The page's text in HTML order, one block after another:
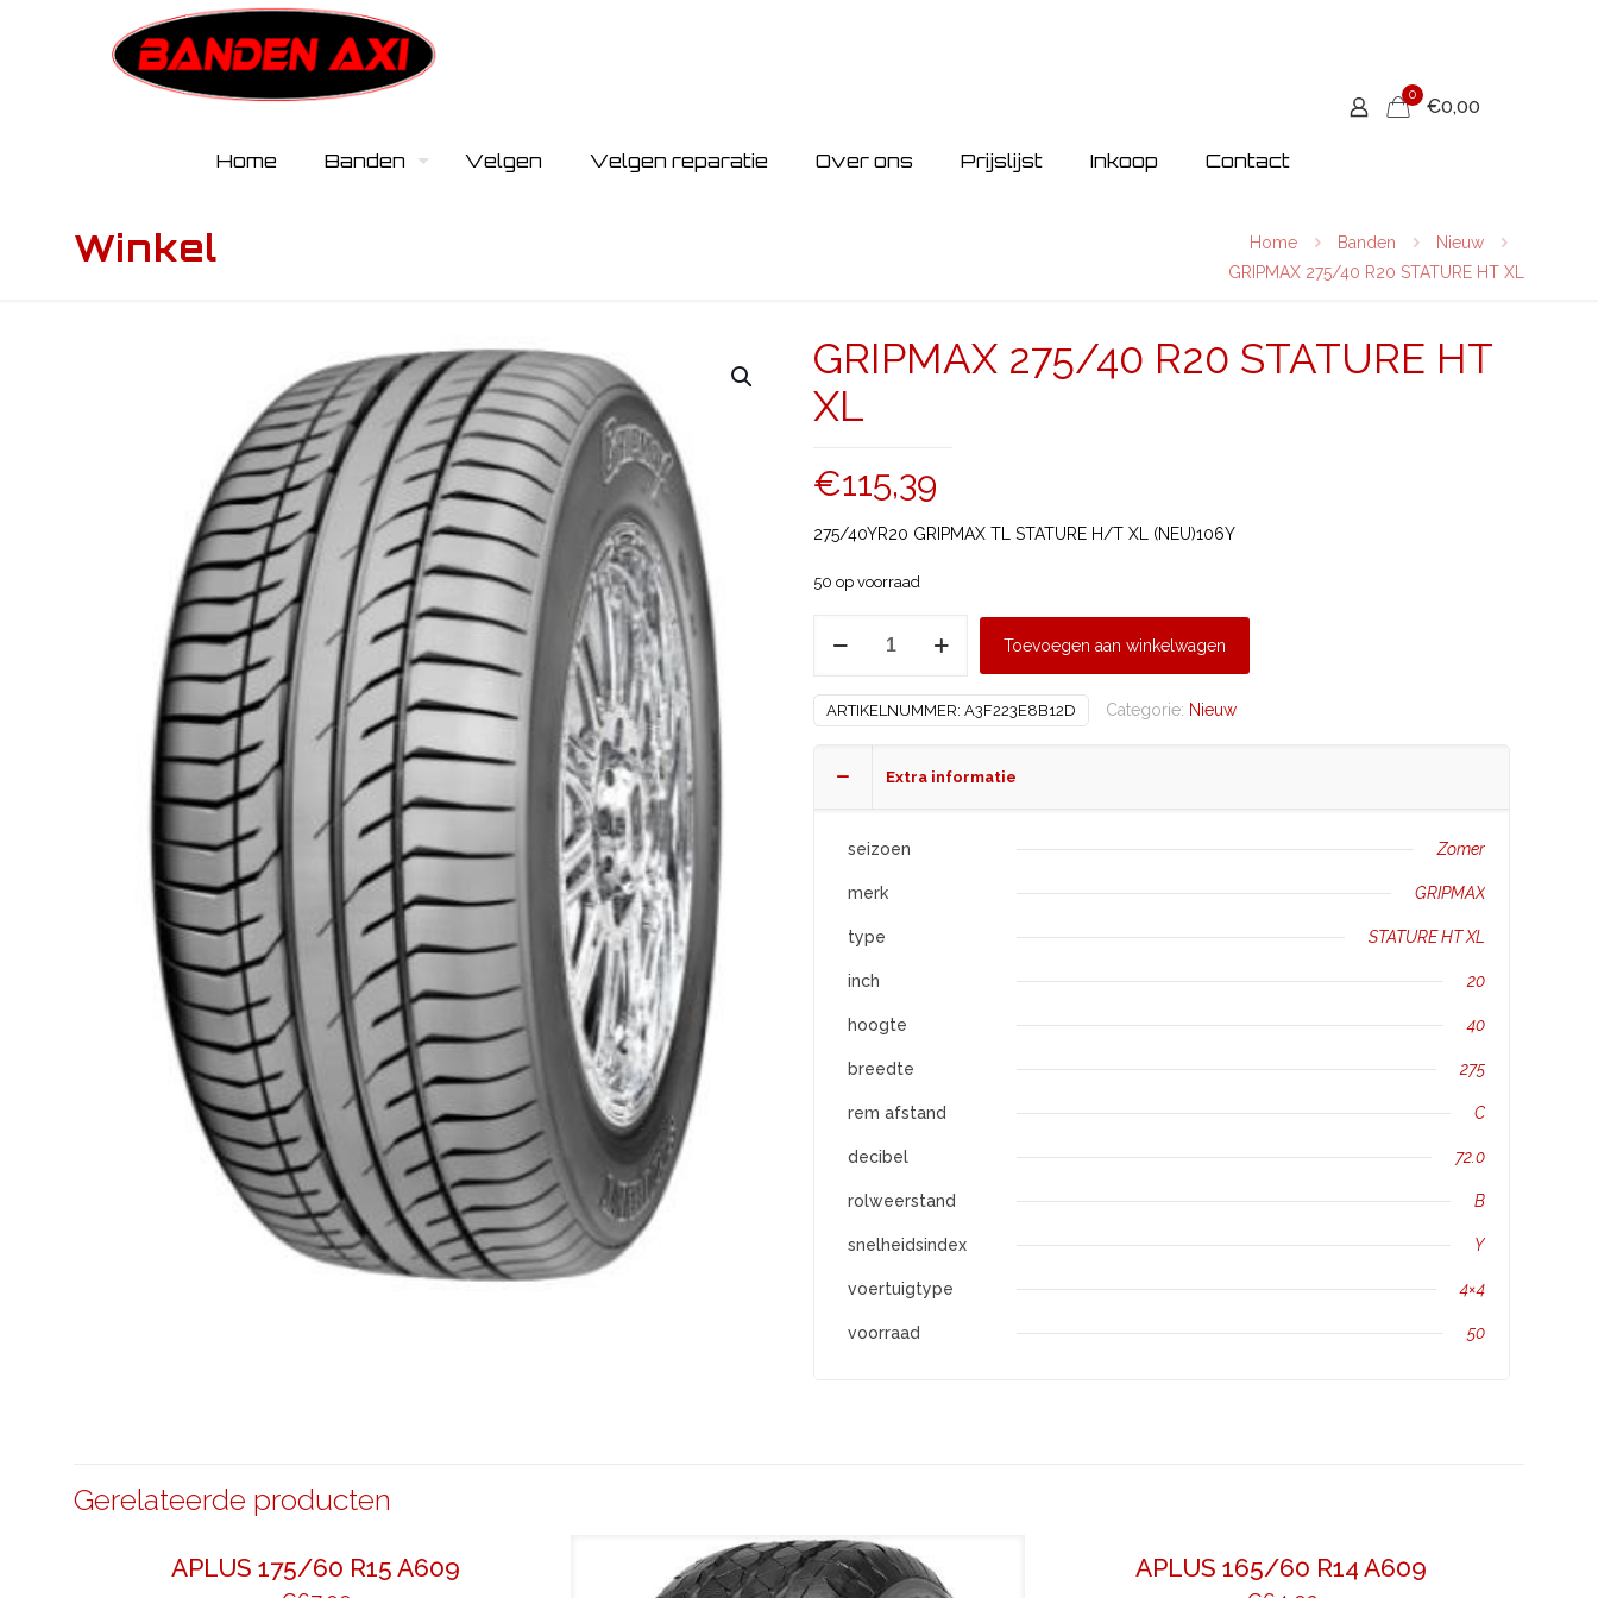
Home Banden Velgen Velgen reparatie Over ons Prijslijst Inkoop Contact
0
€0,00
Winkel Home Banden
Nieuw
GRIPMAX 275/40 R20 STATURE HT XL
GRIPMAX 275/40 R20 STATURE HT
XL
€115,39
275/40YR20 GRIPMAX TL STATURE H/T XL (NEU)106Y
50 op voorraad
STATURE
Toevoegen aan winkelwagen
ARTIKELNUMMER: A3F223E8B12D Categorie: Nieuw
Extra informatie
seizoen Zomer
merk GRIPMAX
type STATURE HT XL
inch 20
hoogte 40
breedte 275
rem afstand C
decibel 72.0
rolweerstand B
snelheidsindex Y
voertuigtype 4×4
voorraad 50
Gerelateerde producten
APLUS 175/60 R15 A609 APLUS 165/60 R14 A609